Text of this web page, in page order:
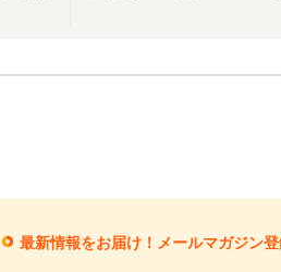
最新情報をお届け！メールマガジン